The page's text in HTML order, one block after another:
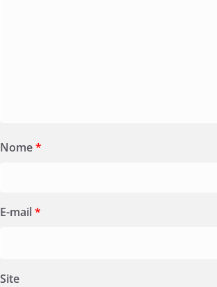
Nome*
E-mail*
Site